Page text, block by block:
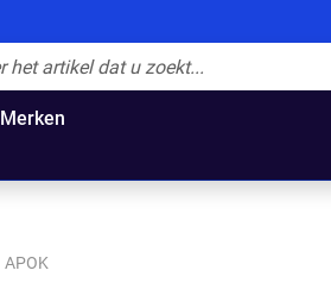
Merken
APOK